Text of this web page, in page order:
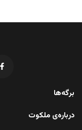
برگه‌ها
درباره‌ی ملکوت